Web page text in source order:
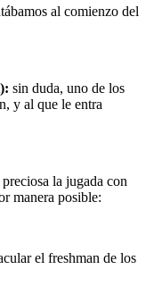
al comienzo del
sin duda, uno de los
y al que le entra
preciosa la jugada con
manera posible:
el freshman de los